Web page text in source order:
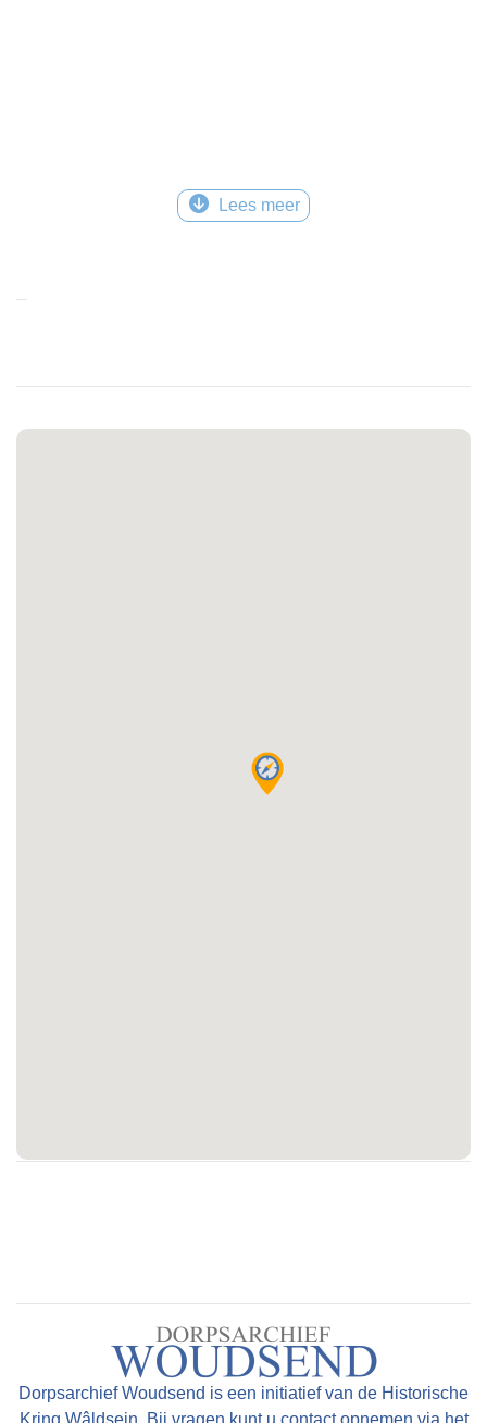
Lees meer
Dorpsarchief Woudsend is een initiatief van de Historische
Kring Wâldsein. Bij vragen kunt u contact opnemen via het